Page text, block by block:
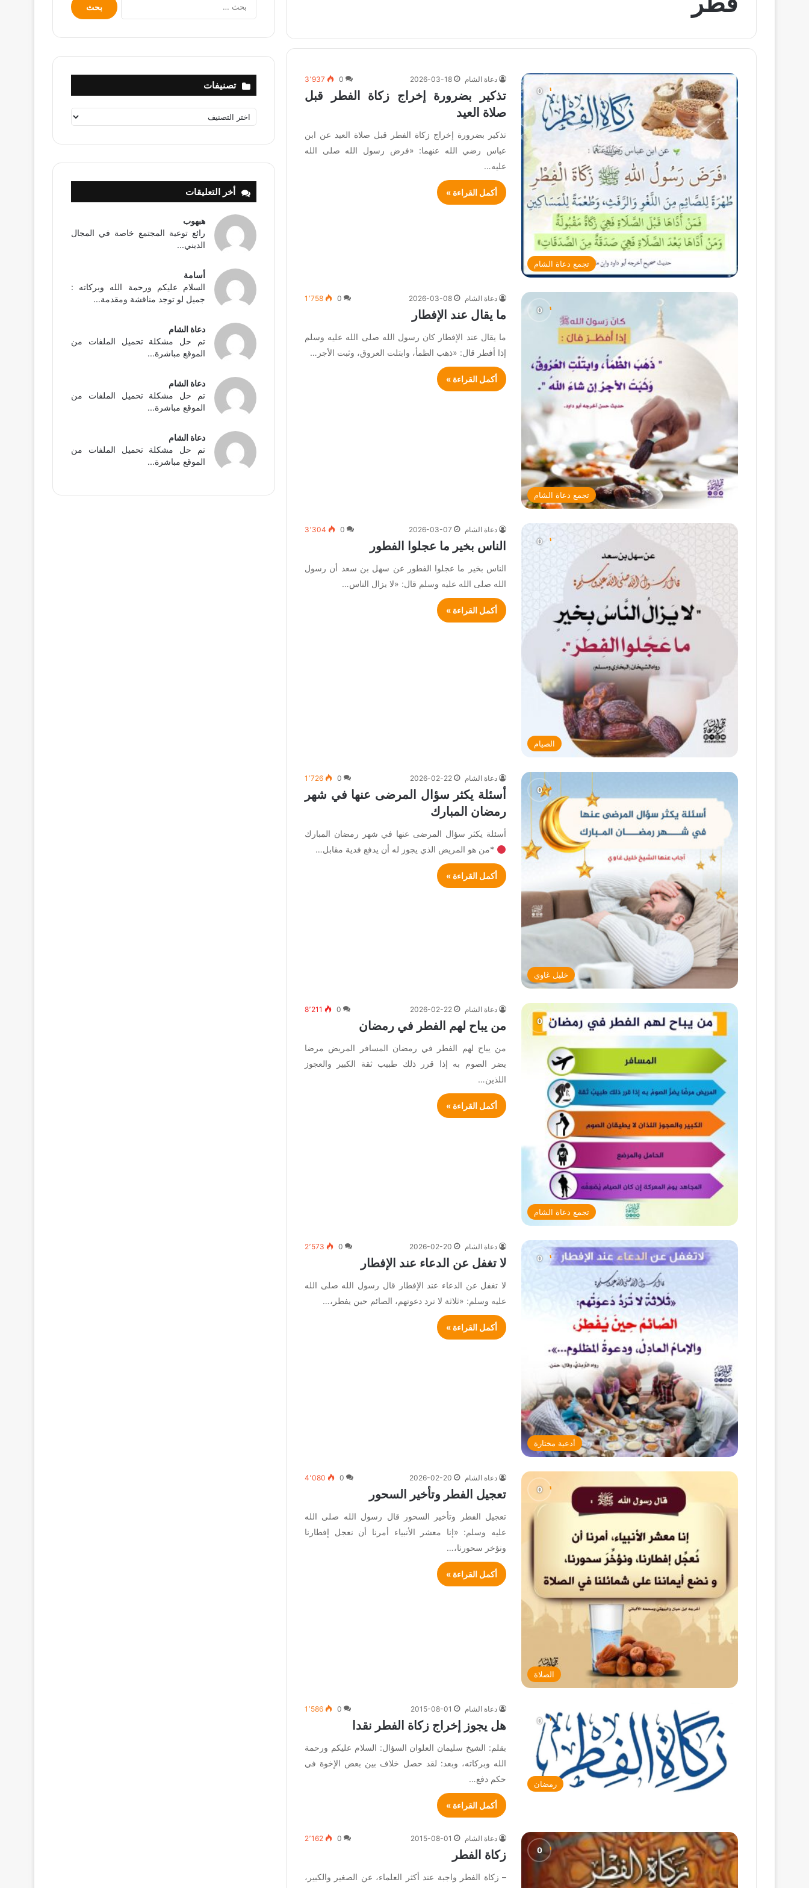
تجمع دعاة الشام
دعاة الشام 2026-03-18
0 3٬937
تذكير بضرورة إخراج زكاة الفطر قبل
صلاة العيد
تذكير بضرورة إخراج زكاة الفطر قبل صلاة العيد عن ابن
عباس رضي الله عنهما: «فرض رسول الله صلى الله
عليه…
أكمل القراءة »
تجمع دعاة الشام
دعاة الشام 2026-03-08
0 1٬758
ما يقال عند الإفطار
ما يقال عند الإفطار كان رسول الله صلى الله عليه وسلم
إذا أفطر قال: «ذهب الظمأ، وابتلت العروق، وثبت الأجر…
أكمل القراءة »
الصيام
دعاة الشام 2026-03-07
0 3٬304
الناس بخير ما عجلوا الفطور
الناس بخير ما عجلوا الفطور عن سهل بن سعد أن رسول
الله صلى الله عليه وسلم قال: «لا يزال الناس…
أكمل القراءة »
خليل غاوي
دعاة الشام 2026-02-22
0 1٬726
أسئلة يكثر سؤال المرضى عنها في شهر
رمضان المبارك
أسئلة يكثر سؤال المرضى عنها في شهر رمضان المبارك
*من هو المريض الذي يجوز له أن يدفع فدية مقابل…
أكمل القراءة »
تجمع دعاة الشام
دعاة الشام 2026-02-22
0 8٬211
من يباح لهم الفطر في رمضان
من يباح لهم الفطر في رمضان المسافر المريض مرضا
يضر الصوم به إذا قرر ذلك طبيب ثقة الكبير والعجوز
اللذين…
أكمل القراءة »
أدعية مختارة
دعاة الشام 2026-02-20
0 2٬573
لا تغفل عن الدعاء عند الإفطار
لا تغفل عن الدعاء عند الإفطار قال رسول الله صلى الله
عليه وسلم: «ثلاثة لا ترد دعوتهم، الصائم حين يفطر،…
أكمل القراءة »
الصلاة
دعاة الشام 2026-02-20
0 4٬080
تعجيل الفطر وتأخير السحور
تعجيل الفطر وتأخير السحور قال رسول الله صلى الله
عليه وسلم: «إنا معشر الأنبياء أمرنا أن نعجل إفطارنا
ونؤخر سحورنا،…
أكمل القراءة »
رمضان
دعاة الشام 2015-08-01
0 1٬586
هل يجوز إخراج زكاة الفطر نقدا
بقلم: الشيخ سليمان العلوان السؤال: السلام عليكم ورحمة
الله وبركاته، وبعد: لقد حصل خلاف بين بعض الإخوة في
حكم دفع…
أكمل القراءة »
دعاة الشام 2015-08-01
0 2٬162
زكاة الفطر
– زكاة الفطر واجبة عند أكثر العلماء، عن الصغير والكبير،
عن:
تصنيفات
تصنيفات
أخر التعليقات
هبهوب
رائع توعية المجتمع خاصة في المجال
الديني...
أسامة
السلام عليكم ورحمة الله وبركاته :
جميل لو توجد مناقشة ومقدمة...
دعاة الشام
تم حل مشكلة تحميل الملفات من
الموقع مباشرة...
دعاة الشام
تم حل مشكلة تحميل الملفات من
الموقع مباشرة...
دعاة الشام
تم حل مشكلة تحميل الملفات من
الموقع مباشرة...